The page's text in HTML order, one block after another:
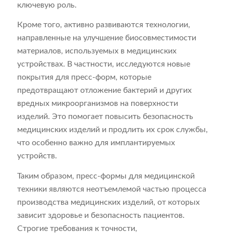
ключевую роль.
Кроме того, активно развиваются технологии,
направленные на улучшение биосовместимости
материалов, используемых в медицинских
устройствах. В частности, исследуются новые
покрытия для пресс-форм, которые
предотвращают отложение бактерий и других
вредных микроорганизмов на поверхности
изделий. Это помогает повысить безопасность
медицинских изделий и продлить их срок службы,
что особенно важно для имплантируемых
устройств.
Таким образом, пресс-формы для медицинской
техники являются неотъемлемой частью процесса
производства медицинских изделий, от которых
зависит здоровье и безопасность пациентов.
Строгие требования к точности,